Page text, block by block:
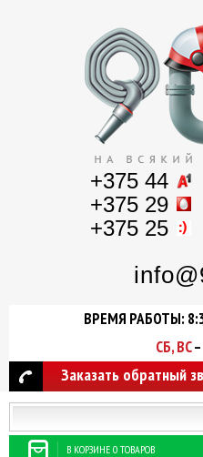
+375 44
+375 29
+375 25
ВРЕМЯ РАБОТЫ:
СБ, ВС
Заказать обратный
В КОРЗИНЕ 0 ТОВАРОВ